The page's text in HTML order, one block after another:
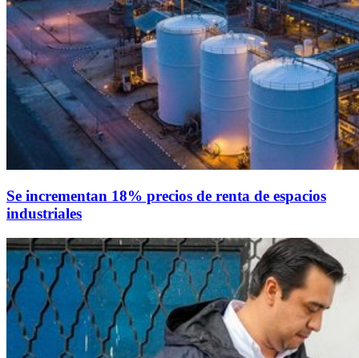
Se incrementan 18% precios de renta de espacios
industriales